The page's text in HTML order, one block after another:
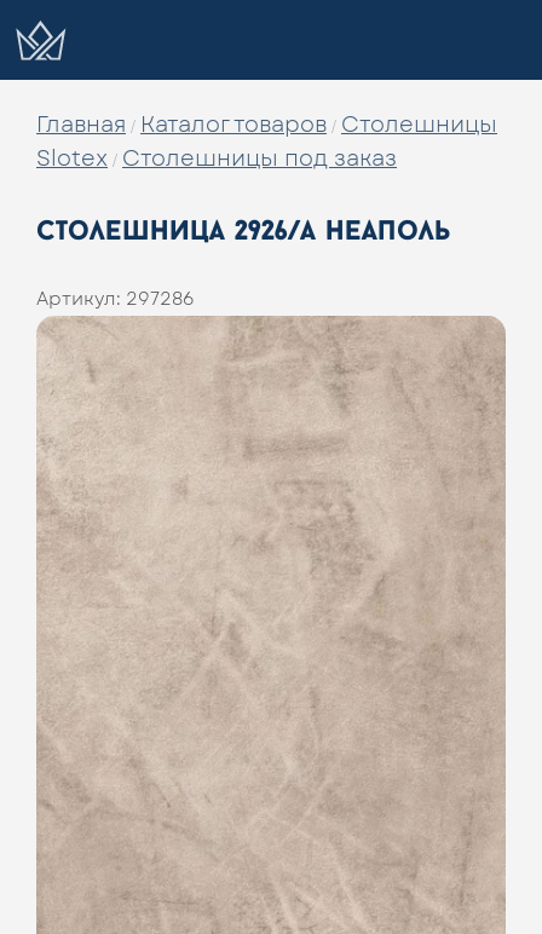
Главная / Каталог товаров / Столешницы
Slotex / Столешницы под заказ
столешница 2926/a неаполь
Артикул: 297286